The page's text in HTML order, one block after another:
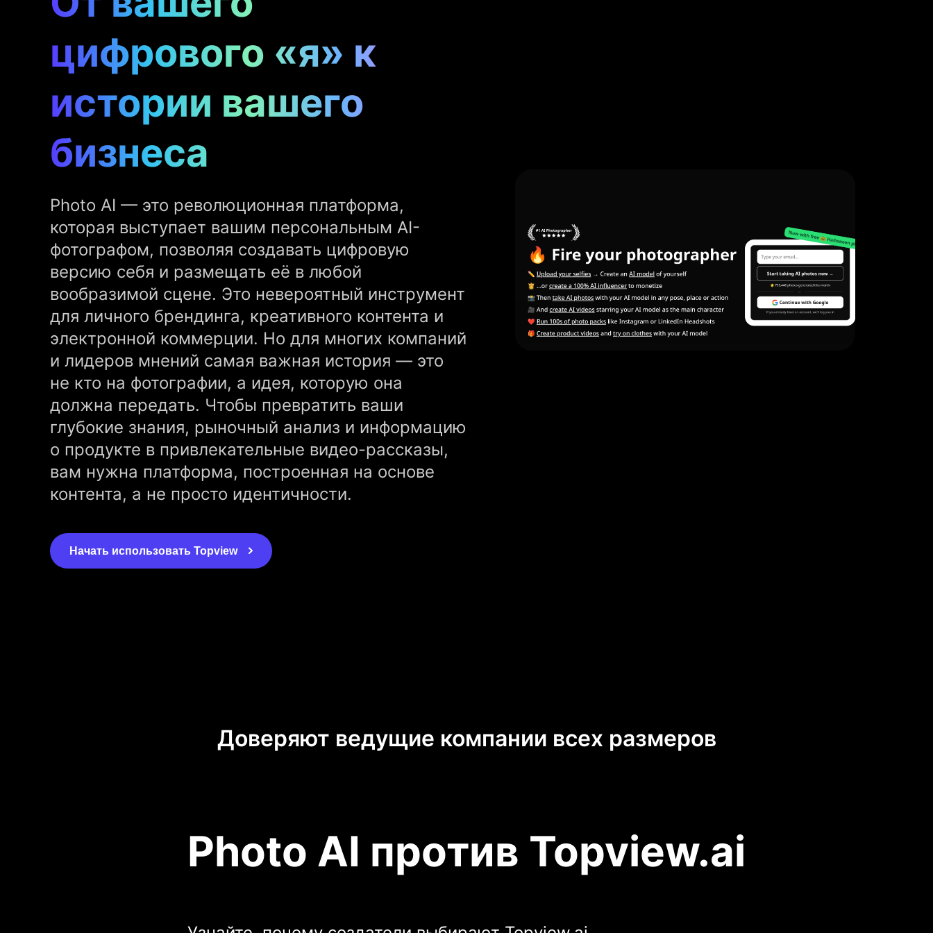
цифрового «я» к
истории вашего
бизнеса
Photo AI — это революционная платформа,
которая выступает вашим персональным AI-
фотографом, позволяя создавать цифровую
версию себя и размещать её в любой
вообразимой сцене. Это невероятный инструмент
для личного брендинга, креативного контента и
электронной коммерции. Но для многих компаний
и лидеров мнений самая важная история — это
не кто на фотографии, а идея, которую она
должна передать. Чтобы превратить ваши
глубокие знания, рыночный анализ и информацию
о продукте в привлекательные видео-рассказы,
вам нужна платформа, построенная на основе
контента, а не просто идентичности.
Начать использовать Topview
Доверяют ведущие компании всех размеров
Photo AI против Topview.ai